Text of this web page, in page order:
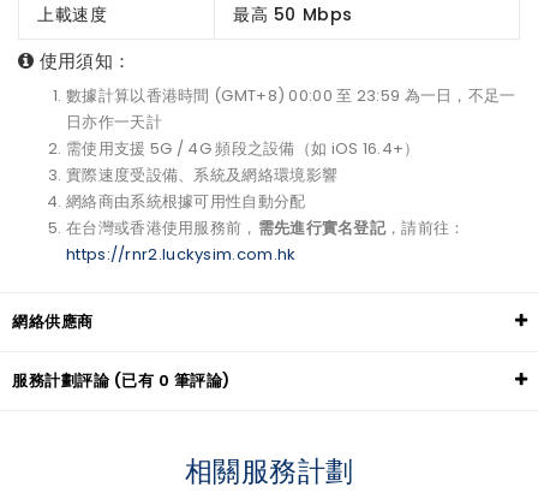
上載速度 最高 50 Mbps
使用須知：
數據計算以香港時間 (GMT+8) 00:00 至 23:59 為一日，不足一
日亦作一天計
需使用支援 5G / 4G 頻段之設備（如 iOS 16.4+）
實際速度受設備、系統及網絡環境影響
網絡商由系統根據可用性自動分配
在台灣或香港使用服務前， 需先進行實名登記，請前往：
https://rnr2.luckysim.com.hk
網絡供應商
服務計劃評論 (已有 0 筆評論)
相關服務計劃